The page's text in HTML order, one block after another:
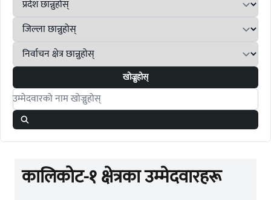
खोज्नुहोस्
Search candidates
कालिकोट-१ क्षेत्रका उम्मेदवारहरू